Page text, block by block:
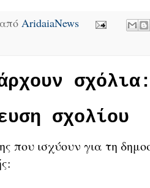
AridaiaNews
σχολίου
που ισχύουν για τη